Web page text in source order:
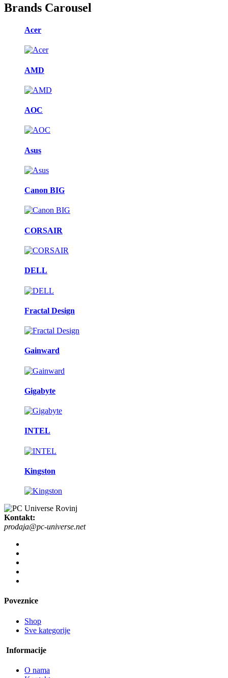
Brands Carousel
Acer
AMD
AOC
Asus
Canon BIG
CORSAIR
DELL
Fractal Design
Gainward
Gigabyte
INTEL
Kingston
Kontakt:
prodaja@pc-universe.net
Poveznice
Shop
Sve kategorije
Informacije
O nama